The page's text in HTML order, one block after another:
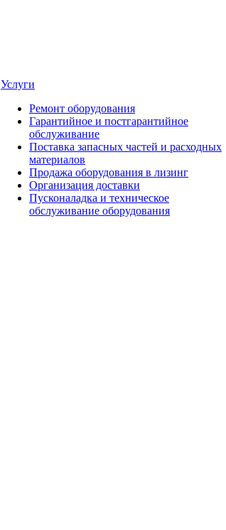
Услуги
Ремонт оборудования
Гарантийное и постгарантийное
обслуживание
Поставка запасных частей и расходных
материалов
Продажа оборудования в лизинг
Организация доставки
Пусконаладка и техническое
обслуживание оборудования